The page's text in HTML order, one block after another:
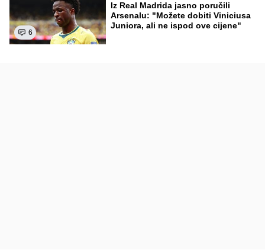
6
Iz Real Madrida jasno poručili
Arsenalu: "Možete dobiti Viniciusa
Juniora, ali ne ispod ove cijene"